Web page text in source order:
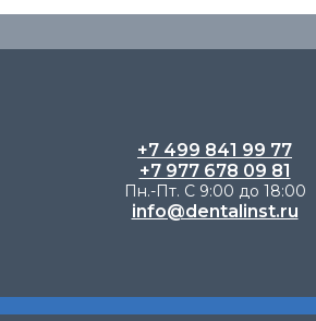
+7 499 841 99 77
+7 977 678 09 81
Пн.-Пт. С 9:00 до 18:00
info@dentalinst.ru